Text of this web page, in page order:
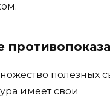
полезных
имеет свои